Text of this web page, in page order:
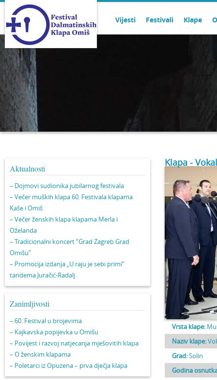
Vijesti Festivali Klape
Aktualnosti
– Dojmovi sudionika jubilarnog festivala
– Večer muških klapa 60. Festivala klapama
Kaše i Omiš
– Večer ženskih klapa klapama Merla i
Oželanda
– Tradicionalni koncert “Grad Zagreb Grad
Omišu”
– Promocija izdanja „U raju je sebi primi“
tandema Juračić-Radalj
Zanimljivosti
– 60. Festival u brojevima
– Kajkavska popijevka u Omišu
– Povijest i razvoj natjecanja mješovitih klapa
– O ženskim klapama
– Poletarci iz Opuzena – prva dječja klapa
Klapa -
Vrsta klape:
Naziv klape:
Grad:Solin
Godina